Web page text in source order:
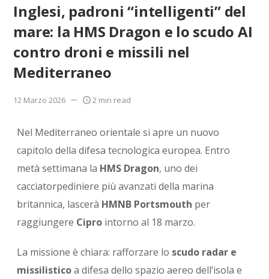
Inglesi, padroni “intelligenti” del
mare: la HMS Dragon e lo scudo AI
contro droni e missili nel
Mediterraneo
12 Marzo 2026 2 min read
Nel Mediterraneo orientale si apre un nuovo
capitolo della difesa tecnologica europea. Entro
metà settimana la HMS Dragon, uno dei
cacciatorpediniere più avanzati della marina
britannica, lascerà HMNB Portsmouth per
raggiungere Ciprointorno al 18 marzo.
La missione è chiara: rafforzare lo scudo radar e
missilisticoa difesa dello spazio aereo dell’isola e